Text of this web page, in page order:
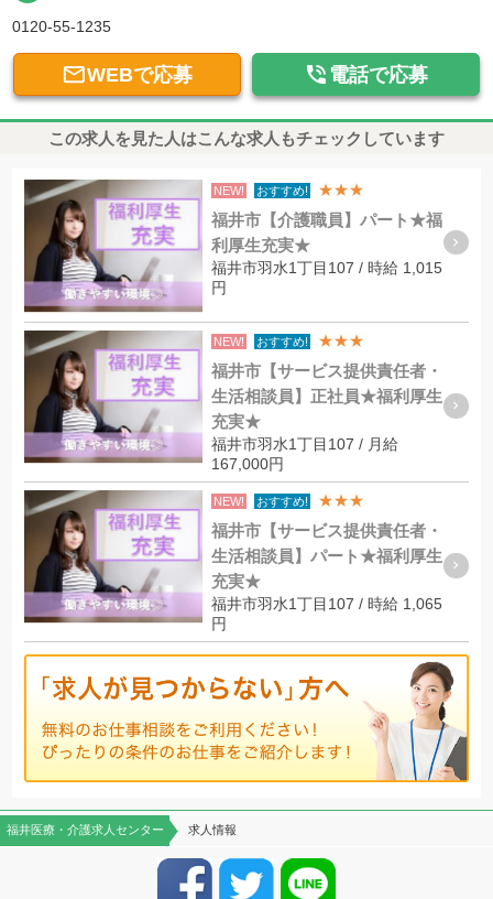
0120-55-1235
WEBで応募  電話で応募
この求人を見た人はこんな求人もチェックしています
NEW! おすすめ! ★★★
福井市【介護職員】パート★福
利厚生充実★
福井市羽水1丁目107 / 時給 1,015
円
NEW! おすすめ! ★★★
福井市【サービス提供責任者・
生活相談員】正社員★福利厚生
充実★
福井市羽水1丁目107 / 月給
167,000円
NEW! おすすめ! ★★★
福井市【サービス提供責任者・
生活相談員】パート★福利厚生
充実★
福井市羽水1丁目107 / 時給 1,065
円
福井医療・介護求人センター 求人情報